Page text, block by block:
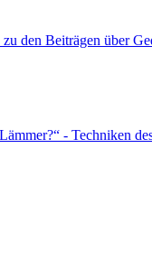
den Beiträgen über
- Techniken